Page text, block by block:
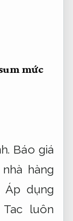
mức
Báo giá
hàng
Áp dụng
luôn